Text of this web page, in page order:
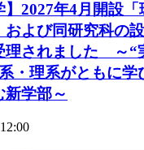
】2027年4月開設
および同研究科の
理されました ～“
・理系がともに学
新学部～